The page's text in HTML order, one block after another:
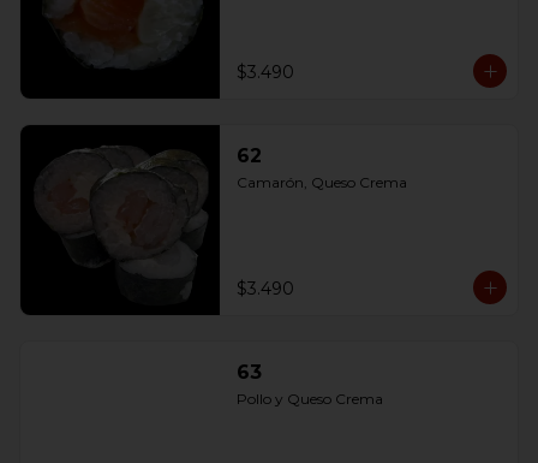
$3.490
62
Camarón, Queso Crema
$3.490
63
Pollo y Queso Crema